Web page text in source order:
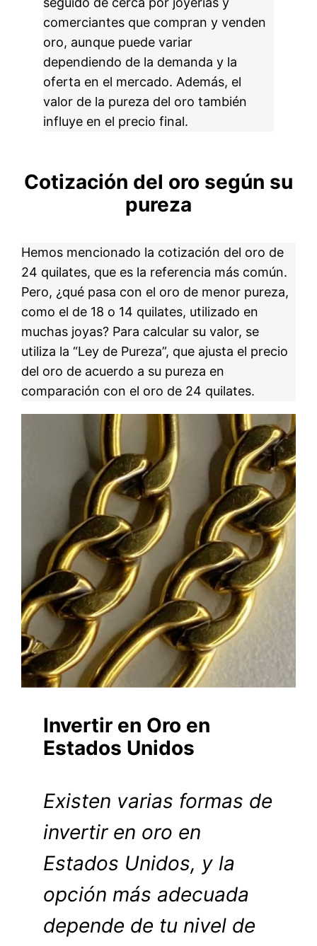
comerciantes que compran y venden
oro, aunque puede variar
dependiendo de la demanda y la
oferta en el mercado. Además, el
valor de la pureza del oro también
influye en el precio final.
Cotización del oro según su
pureza
Hemos mencionado la cotización del oro de
24 quilates, que es la referencia más común.
Pero, ¿qué pasa con el oro de menor pureza,
como el de 18 o 14 quilates, utilizado en
muchas joyas? Para calcular su valor, se
utiliza la “Ley de Pureza”, que ajusta el precio
del oro de acuerdo a su pureza en
comparación con el oro de 24 quilates.
Invertir en Oro en
Estados Unidos
Existen varias formas de
invertir en oro en
Estados Unidos, y la
opción más adecuada
depende de tu nivel de